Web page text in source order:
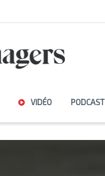
VIDÉO PODCAST